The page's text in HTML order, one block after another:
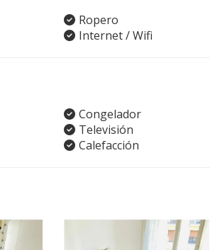
Ropero
Internet / Wifi
Congelador
Televisión
Calefacción